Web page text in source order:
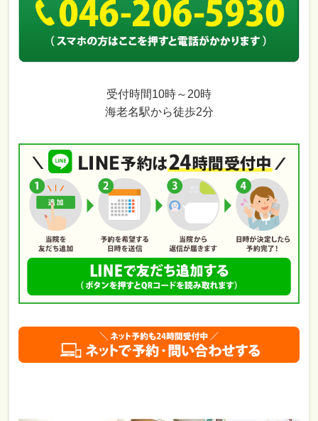
受付時間10時～20時
海老名駅から徒歩2分